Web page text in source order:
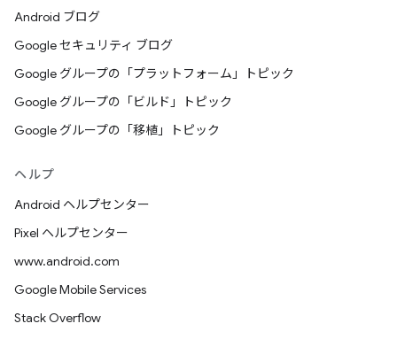
Android ブログ
Google セキュリティ ブログ
Google グループの「プラットフォーム」トピック
Google グループの「ビルド」トピック
Google グループの「移植」トピック
ヘルプ
Android ヘルプセンター
Pixel ヘルプセンター
www.android.com
Google Mobile Services
Stack Overflow